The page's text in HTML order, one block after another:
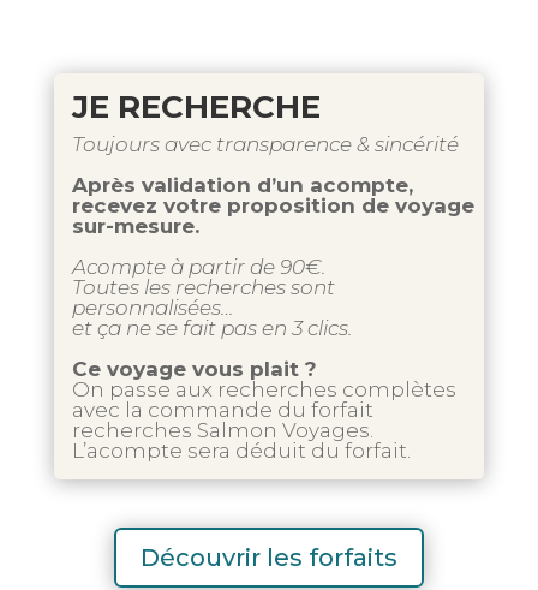
JE RECHERCHE
Toujours avec transparence & sincérité
Après validation d’un acompte,
recevez votre proposition de voyage
sur-mesure.
Acompte à partir de 90€.
Toutes les recherches sont
personnalisées…
et ça ne se fait pas en 3 clics.
Ce voyage vous plait ?
On passe aux recherches complètes
avec la commande du forfait
recherches Salmon Voyages.
L’acompte sera déduit du forfait.
Découvrir les forfaits